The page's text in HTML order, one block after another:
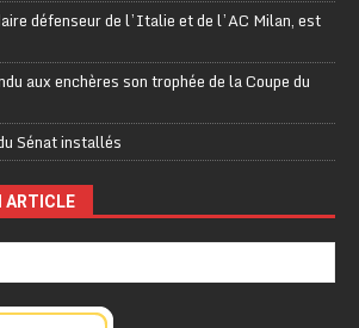
défenseur de l’Italie et de l’AC Milan, est
aux enchères son trophée de la Coupe du
Sénat installés
ARTICLE